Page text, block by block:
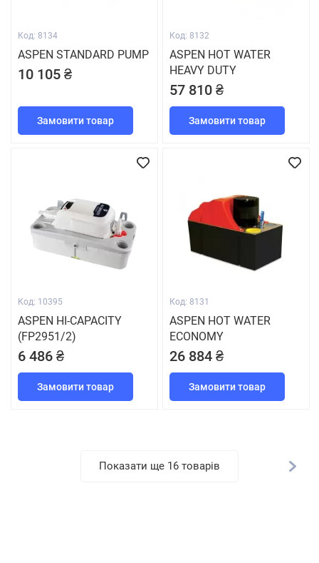
Код: 8134
ASPEN STANDARD PUMP
10 105 ₴
Замовити товар
Код: 8132
ASPEN HOT WATER
HEAVY DUTY
57 810 ₴
Замовити товар
Код: 10395
ASPEN HI-CAPACITY
(FP2951/2)
6 486 ₴
Замовити товар
Код: 8131
ASPEN HOT WATER
ECONOMY
26 884 ₴
Замовити товар
Показати ще 16 товарів